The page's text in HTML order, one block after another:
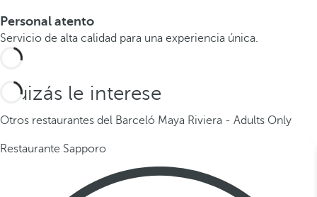
Personal atento
Servicio de alta calidad para una experiencia única.
Quizás le interese
Otros restaurantes del Barceló Maya Riviera - Adults Only
Restaurante Sapporo